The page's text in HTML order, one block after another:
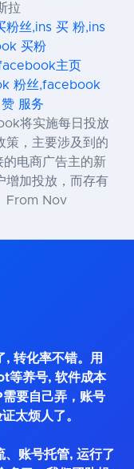
拉
粉丝,ins 买 粉,ins
买粉
主页
粉丝,facebook
服务
将实施每日投放
策，主要涉及到的
电商广告主的新
增加投放，而存有
From Nov
转化率不错。用
养号, 软件成本
要自己弄，账号
太烦人了。
、账号托管, 运行了